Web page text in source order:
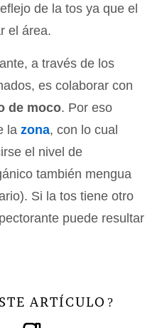
de la tos ya que el
el área.
a través de los
es colaborar con
de moco. Por eso
la zona, con lo cual
el nivel de
también mengua
Si la tos tiene otro
puede resultar
ARTÍCULO ?